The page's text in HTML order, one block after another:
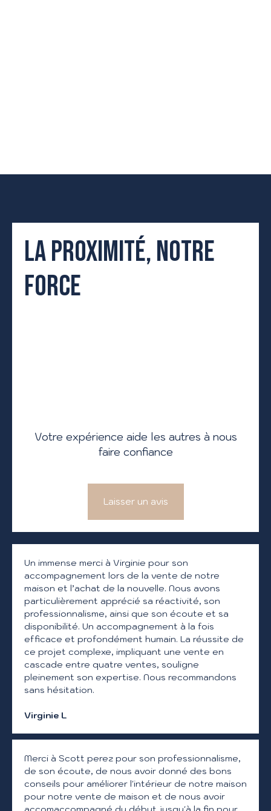
LA PROXIMITÉ, NOTRE
FORCE
Votre expérience aide les autres à nous
faire confiance
Laisser un avis
Un immense merci à Virginie pour son
accompagnement lors de la vente de notre
maison et l’achat de la nouvelle. Nous avons
particulièrement apprécié sa réactivité, son
professionnalisme, ainsi que son écoute et sa
disponibilité. Un accompagnement à la fois
efficace et profondément humain. La réussite de
ce projet complexe, impliquant une vente en
cascade entre quatre ventes, souligne
pleinement son expertise. Nous recommandons
sans hésitation.
Virginie L
Merci à Scott perez pour son professionnalisme,
de son écoute, de nous avoir donné des bons
conseils pour améliorer l'intérieur de notre maison
pour notre vente de maison et de nous avoir
accomaccompagné du début jusqu'à la fin pour